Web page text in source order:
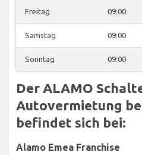
Freitag 09:00
Samstag 09:00
Sonntag 09:00
Der ALAMO
Autovermietung
befindet sich bei:
Alamo Emea Franchise